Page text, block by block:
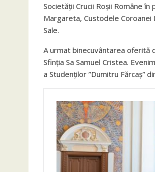
Societății Crucii Roșii Române
Margareta, Custodele Coroanei
Sale.
A urmat binecuvântarea oferită
Sfinția Sa Samuel Cristea.
a Studenților ”Dumitru Fărcaș”